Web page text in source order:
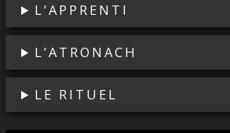
L’APPRENTI
L’ATRONACH
LE RITUEL